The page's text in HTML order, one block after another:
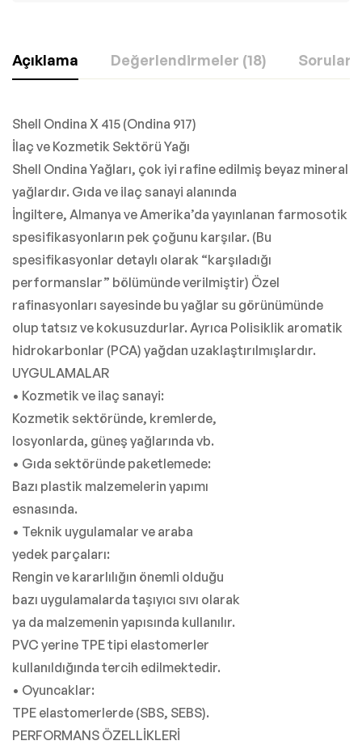
Açıklama Değerlendirmeler (18) Sorular
Shell Ondina X 415 (Ondina 917)
İlaç ve Kozmetik Sektörü Yağı
Shell Ondina Yağları, çok iyi rafine edilmiş beyaz mineral
yağlardır. Gıda ve ilaç sanayi alanında
İngiltere, Almanya ve Amerika’da yayınlanan farmosotik
spesifikasyonların pek çoğunu karşılar. (Bu
spesifikasyonlar detaylı olarak “karşıladığı
performanslar” bölümünde verilmiştir) Özel
rafinasyonları sayesinde bu yağlar su görünümünde
olup tatsız ve kokusuzdurlar. Ayrıca Polisiklik aromatik
hidrokarbonlar (PCA) yağdan uzaklaştırılmışlardır.
UYGULAMALAR
• Kozmetik ve ilaç sanayi:
Kozmetik sektöründe, kremlerde,
losyonlarda, güneş yağlarında vb.
• Gıda sektöründe paketlemede:
Bazı plastik malzemelerin yapımı
esnasında.
• Teknik uygulamalar ve araba
yedek parçaları:
Rengin ve kararlılığın önemli olduğu
bazı uygulamalarda taşıyıcı sıvı olarak
ya da malzemenin yapısında kullanılır.
PVC yerine TPE tipi elastomerler
kullanıldığında tercih edilmektedir.
• Oyuncaklar:
TPE elastomerlerde (SBS, SEBS).
PERFORMANS ÖZELLİKLERİ